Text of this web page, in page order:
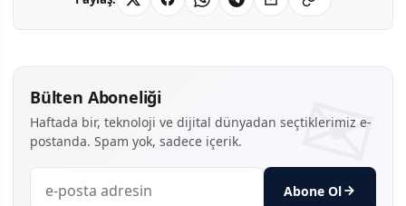
Bülten Aboneliği
Haftada bir, teknoloji ve dijital dünyadan seçtiklerimiz e-
postanda. Spam yok, sadece içerik.
Abone Ol